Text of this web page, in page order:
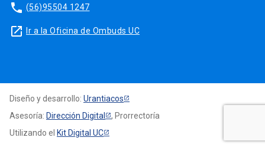
phone (56)95504 1247
launch Ir a la Oficina de Ombuds UC
Diseño y desarrollo: Urantiacos
Asesoría: Dirección Digital
, Prorrectoría
Utilizando el Kit Digital UC